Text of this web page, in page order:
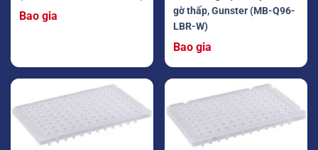
Bao gia
gờ thấp, Gunster (MB-Q96-
LBR-W)
Bao gia